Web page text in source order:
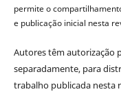
permite o
e publicação inicial nesta
Autores têm autorização
separadamente, para
trabalho publicada nesta